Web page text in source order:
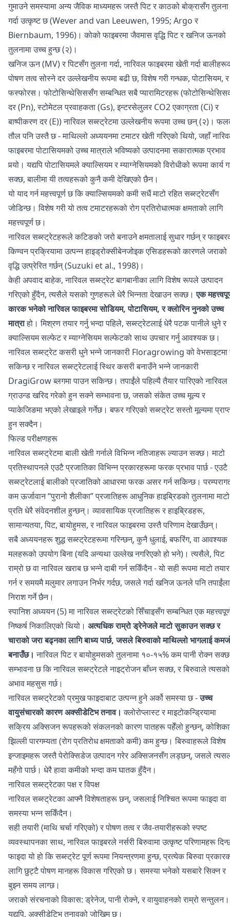
गुमाउने समस्यामा अन्य जैविक माध्यमहरू जस्तै पिट र काठको बोक्रासँग तुलना
गर्दा उत्कृष्ट छ (Wever and van Leeuwen, 1995; Argo र
Biernbaum, 1996)। कोको फाइबरमा जैवमास वृद्धि पिट र खनिज ऊनको
तुलनामा उच्च हुन्छ (२)।
खनिज ऊन (MV) र पिटसँग तुलना गर्दा, नारिवल फाइबरमा खेती गर्दा
पोषण तत्व सोस्ने दर उल्लेखनीय रूपमा बढी छ, विशेष गरी गन्धक, पोटासियम, र
फस्फोरस। फोटोसिन्थेसिससँग सम्बन्धित सबै प्यारामिटरहरू
दर (Pn), स्टोमेटल प्रवाहकता (Gs), इन्टरसेलुलर CO2 एकाग्रता (Ci) र
बाष्पीकरण दर (E)) नारिवल सब्स्ट्रेटमा उल्लेखनीय रूपमा उच्च छन् (२)।
तौल पनि उस्तै छ - माथिल्लो अध्ययनमा टमाटर खेती गरिएको थियो, जहाँ
फाइबरमा पोटासियमको उच्च मात्राले भविष्यको उत्पादनमा सकारात्मक प्रभाव
पर्‍यो। यद्यपि पोटासियमले क्याल्सियम र म्याग्नेसियमको विरोधीको रूपमा कार्य
सक्छ, बालीमा यी तत्वहरूको कुनै कमी देखिएको छैन।
यो याद गर्न महत्त्वपूर्ण छ कि क्याल्सियमको कमी सधैं माटो रहित सब्स्ट्रेटसँग
जोडिन्छ। विशेष गरी यो तत्व टमाटरहरूको रोग प्रतिरोधात्मक क्षमताको लागि
महत्त्वपूर्ण छ।
नारिवल सब्स्ट्रेटहरूले कटिङको जरो बनाउने क्षमतालाई सुधार गर्छन् र
किण्वन प्रक्रियामा उत्पन्न हाइड्रोक्सीबेनजोइक एसिडहरूको कारणले जराको
वृद्धि उत्प्रेरित गर्छन् (Suzuki et al., 1998)।
केही अपवाद बाहेक, नारिवल सब्स्ट्रेट बागबानीका लागि विशेष रूपले उत्पादन
गरिएको हुँदैन, त्यसैले यसको गुणहरूले धेरै भिन्नता देखाउन सक्छ।एक
कारक भनेको नारिवल फाइबरमा सोडियम, पोटासियम, र क्लोरिन नुनको उच्च
मात्राहो। मिश्रण तयार गर्नु भन्दा पहिले, सब्स्ट्रेटलाई धेरै पटक पानीले धुने र
क्याल्सियम सल्फेट र म्याग्नेसियम सल्फेटको साथ उपचार गर्नु आवश्यक छ।
नारिवल सब्स्ट्रेट कसरी धुने भन्ने जानकारी Floragrowingको वेभसाइटमा
सकिन्छ र नारिवल सब्स्ट्रेटलाई स्थिर कसरी बनाउँने भन्ने जानकारी
DragiGrowब्लगमा पाउन सकिन्छ। तपाईंले पहिल्यै तैयार पारिएको नारिवल
ग्राउन्ड खरिद गरेको हुन सक्ने सम्भावना छ, जसको संकेत उच्च मूल्य र
प्याकेजिङमा भएको लेखाइले गर्नेछ। बफर गरिएको सब्स्ट्रेट सस्तो मूल्यमा
हुन सक्दैन।
फिल्ड परीक्षणहरू
नारिवल सब्स्ट्रेटमा बाली खेती गर्नाले विभिन्न नतिजाहरू ल्याउन सक्छ। माटो
प्रतिस्थापनले एउटै प्रजातिका विभिन्न प्रकारहरूमा फरक प्रभाव पार्छ - एउटै
सब्स्ट्रेटलाई बालीको प्रजातिको आधारमा फरक असर गर्न सकिन्छ।
कम ऊर्जावान “पुरानो शैलीका” प्रजातिहरू आधुनिक हाइब्रिडको तुलनामा माटो
प्रति धेरै संवेदनशील हुन्छन्। व्यावसायिक प्रजातिहरू र हाइब्रिडहरू,
सामान्यतया, पिट, बायोहुमस, र नारिवल फाइबरमा उस्तै परिणाम देखाउँछन्।
सबै अध्ययनहरू शुद्ध सब्स्ट्रेटहरूमा गरिन्छन्, कुनै धुलाई, बफरिंग, वा आवश्यक
मलहरूको उपयोग बिना (यदि अन्यथा उल्लेख नगरिएको हो भने)। त्यसैले, पिट
राम्रो छ वा नारिवल खराब छ भन्ने दाबी गर्न सकिँदैन - यो सही रूपमा माटो तयार
गर्न र समयमै मलुमार लगाउन निर्भर गर्दछ, जसले गर्दा खनिज ऊनले पनि
निराश गर्ने छैन।
स्पानिश अध्ययन (5) मा नारिवल सब्स्ट्रेटको सिँचाइसँग सम्बन्धित एक
निष्कर्ष निकालिएको थियो। अत्यधिक राम्रो ड्रेनेजले माटो सुकाउन सक्छ र
चाराको जरा बढ्नका लागि बाध्य पार्छ, जसले बिरुवाको माथिल्लो भागलाई
बनाउँछ। नारिवल पिट र बायोहुमसको तुलनामा १०-१५% कम पानी रोक्न
सम्भावना छ कि नारिवल सब्स्ट्रेटले नाइट्रोजन बाँध्न सक्छ, र बिरुवाले त्यसको
अभाव महसुस गर्छ।
नारिवल सब्स्ट्रेटको प्रमुख फाइदाबाट उत्पन्न हुने अर्को समस्या छ -उच्च
वायुसंचारको कारण अक्सीडेटिभ तनाव। क्लोरोप्लास्ट र माइटोकन्ड्रियामा
सक्रिय अक्सिजन रूपहरूको संकलनको कारण पातहरू पहेँलो हुन्छन्,
झिल्ली पारगम्यता (रोग प्रतिरोध क्षमताको कमी) कम हुन्छ। बिरुवाहरूले विशेष
इन्जाइमहरू जस्तै पेरोक्सिडेज उत्पादन गरेर अक्सिजनसँग लड्छन्, जसले
महँगो पार्छ। धेरै हावा कमीको भन्दा कम घातक हुँदैन।
नारिवल सब्स्ट्रेटका पक्ष र विपक्ष
नारिवल सब्स्ट्रेटका आफ्नै विशेषताहरू छन्, जसलाई निश्चित रूपमा फाइदा वा
समस्या भन्न सकिँदैन।
सही तयारी (माथि चर्चा गरिएको) र पोषण तत्व र जैव-तयारीहरूको स्पष्ट
व्यवस्थापनका साथ, नारिवल फाइबरले नर्सरी बिरुवामा उत्कृष्ट परिणामहरू
फाइदा यो हो कि सब्स्ट्रेट पूर्ण रूपमा नियन्त्रणमा हुन्छ, प्रत्येक बिरुवा
लागि छुट्टै पोषण मानहरू विकास गरिएको छ। समस्या भनेको यसबारे सिक्न र
बुझ्न समय लाग्छ।
जराको संरचनाको विकास: ड्रेनेज, पानी रोक्ने, र वायुवाहनको राम्रो सन्तुलन।
यद्यपि, अक्सीडेटिभ तनावको जोखिम छ।